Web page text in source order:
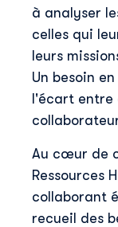
à analyser
celles qui
leurs
Un besoin
l'écart entre
Au cœur de
Ressources
collaborant
recueil des